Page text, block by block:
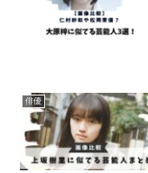
俳優